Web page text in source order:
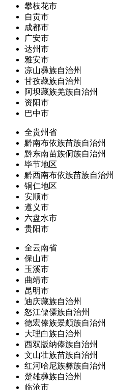
攀枝花市
自贡市
成都市
广安市
达州市
雅安市
凉山彝族自治州
甘孜藏族自治州
阿坝藏族羌族自治州
资阳市
巴中市
全贵州省
黔南布依族苗族自治州
黔东南苗族侗族自治州
毕节地区
黔西南布依族苗族自治州
铜仁地区
安顺市
遵义市
六盘水市
贵阳市
全云南省
保山市
玉溪市
曲靖市
昆明市
迪庆藏族自治州
怒江傈僳族自治州
德宏傣族景颇族自治州
大理白族自治州
西双版纳傣族自治州
文山壮族苗族自治州
红河哈尼族彝族自治州
楚雄彝族自治州
临沧市